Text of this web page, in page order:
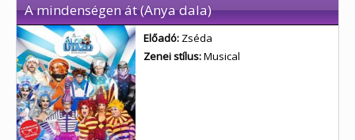
A mindenségen át (Anya dala)
Előadó: Zséda
Zenei stílus:Musical